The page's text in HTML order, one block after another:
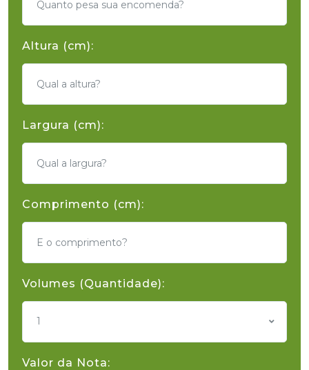
Altura (cm):
Largura (cm):
Comprimento (cm):
Volumes (Quantidade):
1
Valor da Nota: